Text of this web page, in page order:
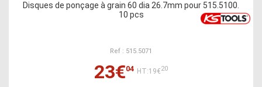
Disques de ponçage à grain 60 dia 26.7mm pour 515.5100.
10 pcs
Ref : 515.5071
23€04 HT:19€20